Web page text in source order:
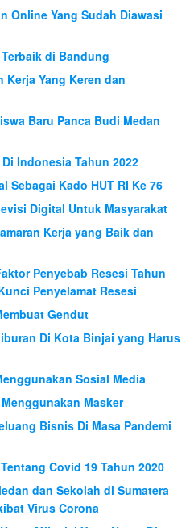
Online Yang Sudah Diawasi
di Bandung
Kerja Yang Keren dan
Baru Panca Budi Medan
Indonesia Tahun 2022
Sebagai Kado HUT RI Ke 76
Digital Untuk Masyarakat
Kerja yang Baik dan
Penyebab Resesi Tahun
Penyelamat Resesi
Gendut
Di Kota Binjai yang Harus
Sosial Media
Masker
Bisnis Di Masa Pandemi
Covid 19 Tahun 2020
dan Sekolah di Sumatera
Virus Corona